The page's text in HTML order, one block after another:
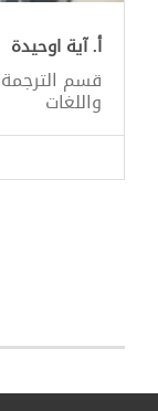
أ. آية اوحيدة
قسم الترجمة
واللغات